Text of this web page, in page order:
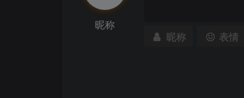
昵称
昵称 表情
❄